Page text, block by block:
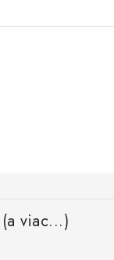
(a viac...)